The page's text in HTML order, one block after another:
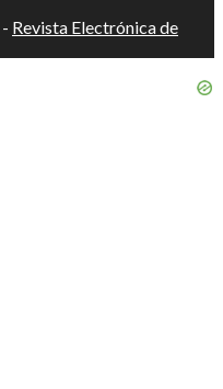
- Revista Electrónica de